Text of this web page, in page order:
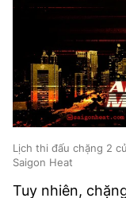
Lịch thi đấu chặng 2
Saigon Heat
Tuy nhiên,